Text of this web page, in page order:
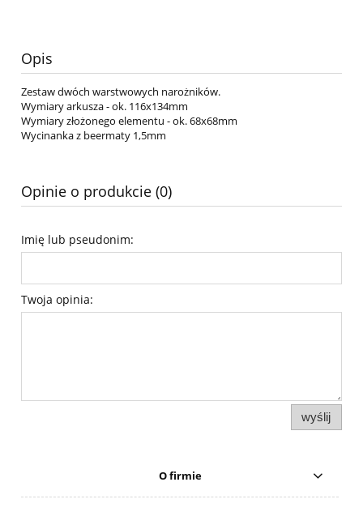
Opis
Zestaw dwóch warstwowych narożników.
Wymiary arkusza - ok. 116x134mm
Wymiary złożonego elementu - ok. 68x68mm
Wycinanka z beermaty 1,5mm
Opinie o produkcie (0)
Imię lub pseudonim:
Twoja opinia:
wyślij
O firmie